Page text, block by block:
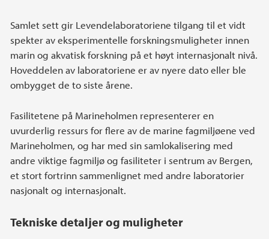
Samlet sett gir Levendelaboratoriene tilgang til et vidt
spekter av eksperimentelle forskningsmuligheter innen
marin og akvatisk forskning på et høyt internasjonalt nivå.
Hoveddelen av laboratoriene er av nyere dato eller ble
ombygget de to siste årene.
Fasilitetene på Marineholmen representerer en
uvurderlig ressurs for flere av de marine fagmiljøene ved
Marineholmen, og har med sin samlokalisering med
andre viktige fagmiljø og fasiliteter i sentrum av Bergen,
et stort fortrinn sammenlignet med andre laboratorier
nasjonalt og internasjonalt.
Tekniske detaljer og muligheter